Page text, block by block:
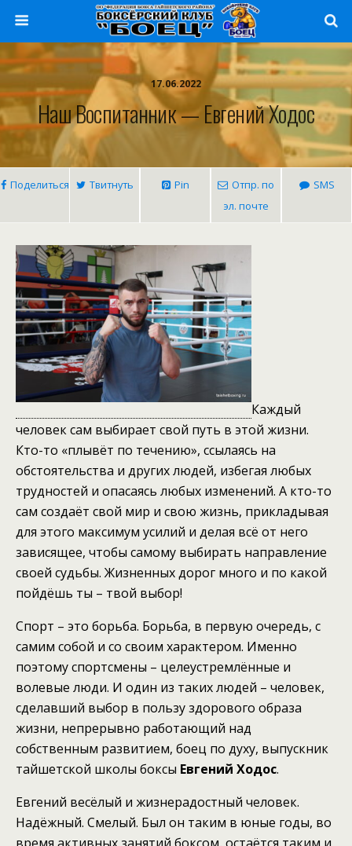
17.06.2022
Наш Воспитанник — Евгений Ходос
Поделиться Твитнуть Pin
Отпр. по
эл. почте
SMS
Каждый
человек сам выбирает свой путь в этой жизни.
Кто-то «плывёт по течению», ссылаясь на
обстоятельства и других людей, избегая любых
трудностей и опасаясь любых изменений. А кто-то
сам создаёт свой мир и свою жизнь, прикладывая
для этого максимум усилий и делая всё от него
зависящее, чтобы самому выбирать направление
своей судьбы. Жизненных дорог много и по какой
пойдёшь ты – твой выбор!
Спорт – это борьба. Борьба, в первую очередь, с
самим собой и со своим характером. Именно
поэтому спортсмены – целеустремлённые и
волевые люди. И один из таких людей – человек,
сделавший выбор в пользу здорового образа
жизни, непрерывно работающий над
собственным развитием, боец по духу, выпускник
тайшетской школы боксы Евгений Ходос.
Евгений весёлый и жизнерадостный человек.
Надёжный. Смелый. Был он таким в юные годы, во